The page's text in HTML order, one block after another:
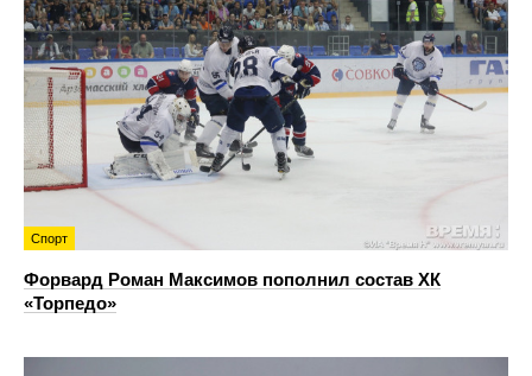
Спорт
Форвард Роман Максимов пополнил состав ХК
«Торпедо»